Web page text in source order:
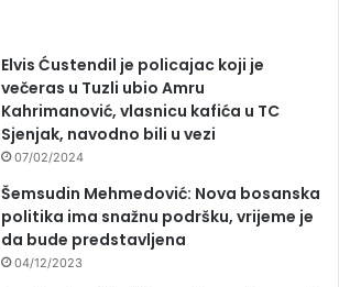
Elvis Ćustendil je policajac koji je
večeras u Tuzli ubio Amru
Kahrimanović, vlasnicu kafića u TC
Sjenjak, navodno bili u vezi
07/02/2024
Šemsudin Mehmedović: Nova bosanska
politika ima snažnu podršku, vrijeme je
da bude predstavljena
04/12/2023